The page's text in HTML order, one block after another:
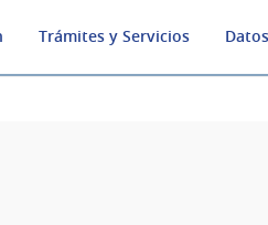
Trámites y Servicios